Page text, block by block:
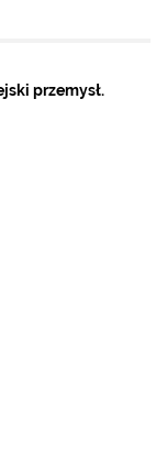
przemysł.